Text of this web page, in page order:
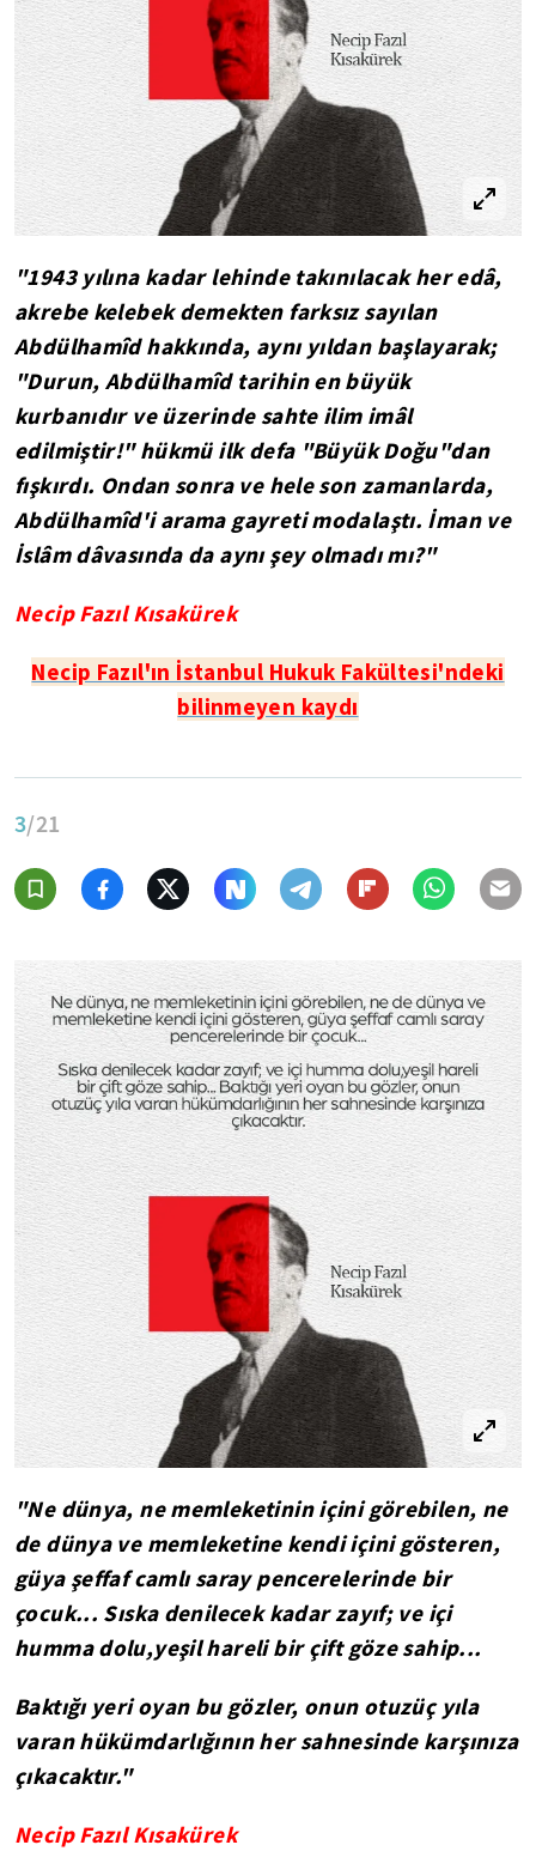
"1943 yılına kadar lehinde takınılacak her edâ,
akrebe kelebek demekten farksız sayılan
Abdülhamîd hakkında, aynı yıldan başlayarak;
"Durun, Abdülhamîd tarihin en büyük
kurbanıdır ve üzerinde sahte ilim imâl
edilmiştir!" hükmü ilk defa "Büyük Doğu"dan
fışkırdı. Ondan sonra ve hele son zamanlarda,
Abdülhamîd'i arama gayreti modalaştı. İman ve
İslâm dâvasında da aynı şey olmadı mı?"
Necip Fazıl Kısakürek
Necip Fazıl'ın İstanbul Hukuk Fakültesi'ndeki
bilinmeyen kaydı
3/21
"Ne dünya, ne memleketinin içini görebilen, ne
de dünya ve memleketine kendi içini gösteren,
güya şeffaf camlı saray pencerelerinde bir
çocuk... Sıska denilecek kadar zayıf; ve içi
humma dolu,yeşil hareli bir çift göze sahip...
Baktığı yeri oyan bu gözler, onun otuzüç yıla
varan hükümdarlığının her sahnesinde karşınıza
çıkacaktır."
Necip Fazıl Kısakürek